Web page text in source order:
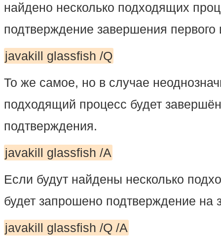
найдено несколько подходящих
подтверждение завершения первого
javakill glassfish /Q
То же самое, но в случае
подходящий процесс будет
подтверждения.
javakill glassfish /A
Если будут найдены несколько
будет запрошено подтверждение на
javakill glassfish /Q /A